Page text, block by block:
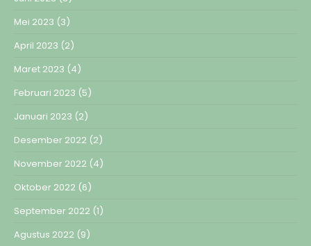
Mei 2023 (3)
April 2023 (2)
Maret 2023 (4)
Februari 2023 (5)
Januari 2023 (2)
Desember 2022 (2)
November 2022 (4)
Oktober 2022 (6)
September 2022 (1)
Agustus 2022 (9)